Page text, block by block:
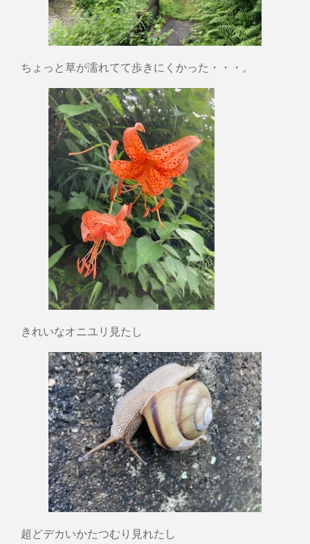
ちょっと草が濡れてて歩きにくかった・・・。
きれいなオニユリ見たし
超どデカいかたつむり見れたし